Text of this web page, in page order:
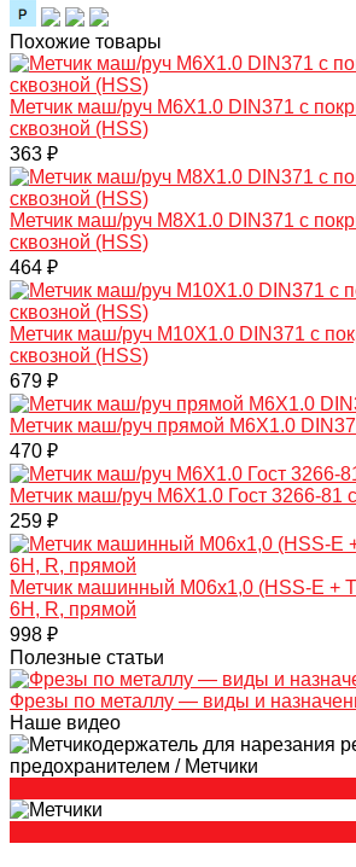
Похожие товары
Метчик маш/руч M6X1.0 DIN371 с
сквозной (HSS)
363 ₽
Метчик маш/руч M8X1.0 DIN371 с
сквозной (HSS)
464 ₽
Метчик маш/руч M10X1.0 DIN371 с
сквозной (HSS)
679 ₽
Метчик маш/руч прямой M6X1.0
470 ₽
Метчик маш/руч M6X1.0 Гост 3266-81
259 ₽
Метчик машинный M06x1,0 (HSS-Е +
6H, R, прямой
998 ₽
Полезные статьи
Фрезы по металлу — виды и
Наше видео